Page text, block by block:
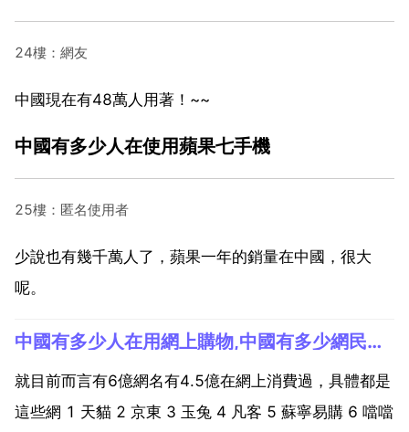
24樓：網友
中國現在有48萬人用著！~~
中國有多少人在使用蘋果七手機
25樓：匿名使用者
少說也有幾千萬人了，蘋果一年的銷量在中國，很大
呢。
中國有多少人在用網上購物,中國有多少網民？有多少人在網上購物呢？
就目前而言有6億網名有4.5億在網上消費過，具體都是
這些網 1 天貓 2 京東 3 玉兔 4 凡客 5 蘇寧易購 6 噹噹